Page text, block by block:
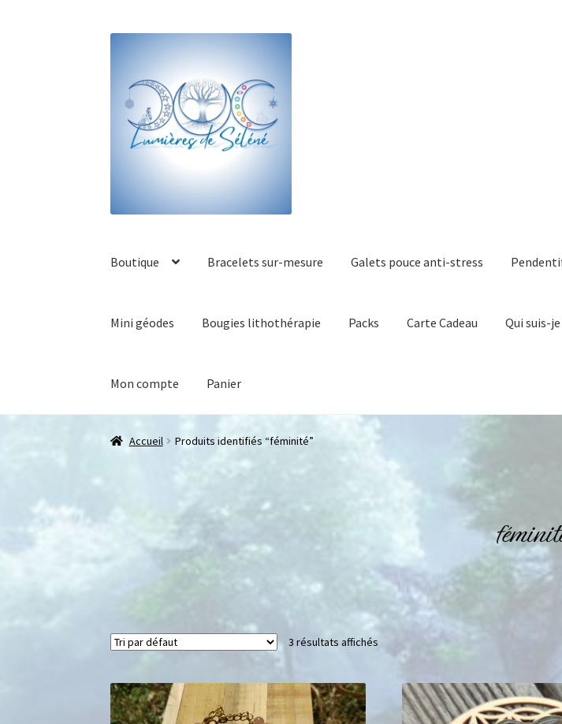
Boutique Bracelets sur-mesure Galets pouce anti-stress
Mini géodes Bougies lithothérapie Packs Carte Cadeau Qui suis-je
Mon compte Panier
Accueil Produits identifiés “féminité”
3 résultats affichés